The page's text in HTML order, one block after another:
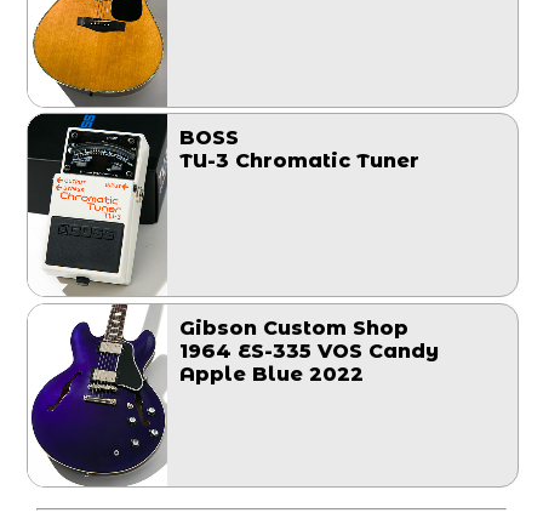
BOSS
TU-3 Chromatic Tuner
Gibson Custom Shop
1964 ES-335 VOS Candy
Apple Blue 2022